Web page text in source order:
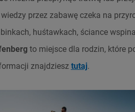
przez zabawę czeka na
huśtawkach, ściance
to miejsce dla rodzin, które
znajdziesz tutaj.